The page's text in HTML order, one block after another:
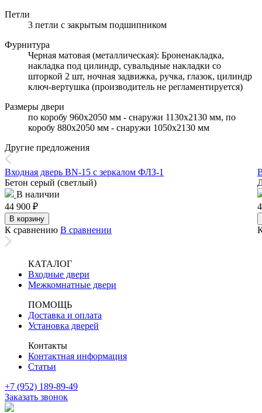
Петли
3 петли с закрытым подшипником
Фурнитура
Черная матовая (металлическая): Броненакладка,
накладка под цилиндр, сувальдные накладки со
шторкой 2 шт, ночная задвижка, ручка, глазок, цилиндр
ключ-вертушка (производитель не регламентируется)
Размеры двери
по коробу 960х2050 мм - снаружи 1130х2130 мм, по
коробу 880х2050 мм - снаружи 1050х2130 мм
Другие предложения
Входная дверь BN-15 с зеркалом ФЛЗ-1
Бетон серый (светлый)
В наличии
44 900 ₽
В корзину
К сравнению В сравнении
КАТАЛОГ
Входные двери
Межкомнатные двери
ПОМОЩЬ
Доставка и оплата
Установка дверей
Контакты
Контактная информация
Статьи
+7 (952) 189-89-49
Заказать звонок